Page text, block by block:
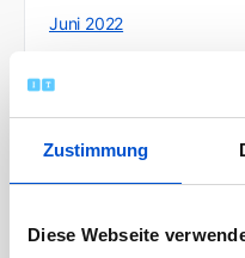
Zustimmung
Diese Webseite
Juni 2022
April 2022
Dezember 2021